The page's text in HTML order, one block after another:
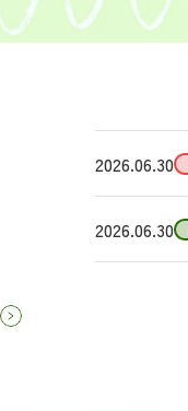
2026.06.30
2026.06.30